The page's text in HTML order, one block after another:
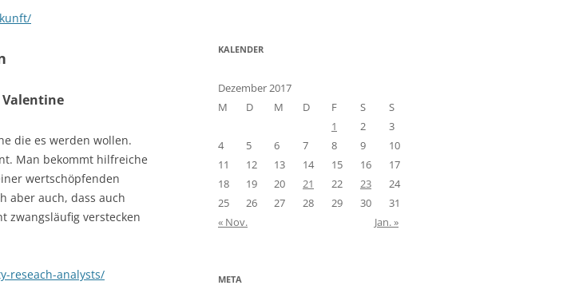
Valentine
die es werden wollen.
Man bekommt hilfreiche
wertschöpfenden
aber auch, dass auch
zwangsläufig verstecken
reseach-analysts/
KALENDER
Dezember 2017
M
D M D F S
S
1
2
3
4
5 6 7 8 9
10
11
12 13 14 15 16
17
18
19 20 21 22 23
24
25
26 27 28 29 30
31
« Nov.
Jan. »
META